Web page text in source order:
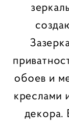
обоев и
креслами
декора.